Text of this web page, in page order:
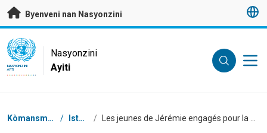
Janbe ale dirèk nan kontni prensipal
Byenveni nan Nasyonzini
UN Logo
NASYONZINI
AYITI
Nasyonzini
Ayiti
Chimen Kòmansman / Istwa /